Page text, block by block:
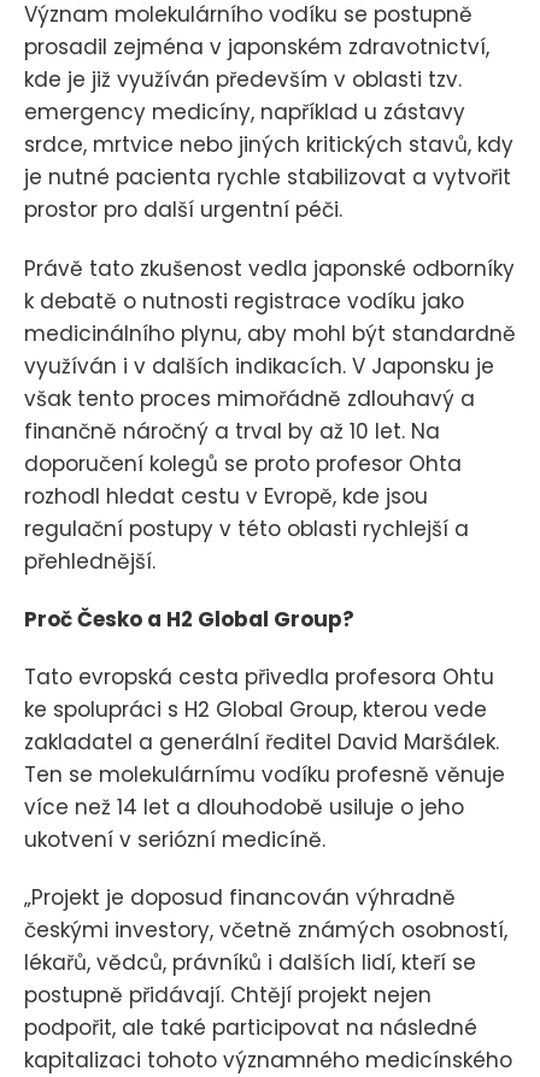
Význam molekulárního vodíku se postupně
prosadil zejména v japonském zdravotnictví,
kde je již využíván především v oblasti tzv.
emergency medicíny, například u zástavy
srdce, mrtvice nebo jiných kritických stavů, kdy
je nutné pacienta rychle stabilizovat a vytvořit
prostor pro další urgentní péči.
Právě tato zkušenost vedla japonské odborníky
k debatě o nutnosti registrace vodíku jako
medicinálního plynu, aby mohl být standardně
využíván i v dalších indikacích. V Japonsku je
však tento proces mimořádně zdlouhavý a
finančně náročný a trval by až 10 let. Na
doporučení kolegů se proto profesor Ohta
rozhodl hledat cestu v Evropě, kde jsou
regulační postupy v této oblasti rychlejší a
přehlednější.
Proč Česko a H2 Global Group?
Tato evropská cesta přivedla profesora Ohtu
ke spolupráci s H2 Global Group, kterou vede
zakladatel a generální ředitel David Maršálek.
Ten se molekulárnímu vodíku profesně věnuje
více než 14 let a dlouhodobě usiluje o jeho
ukotvení v seriózní medicíně.
„Projekt je doposud financován výhradně
českými investory, včetně známých osobností,
lékařů, vědců, právníků i dalších lidí, kteří se
postupně přidávají. Chtějí projekt nejen
podpořit, ale také participovat na následné
kapitalizaci tohoto významného medicínského